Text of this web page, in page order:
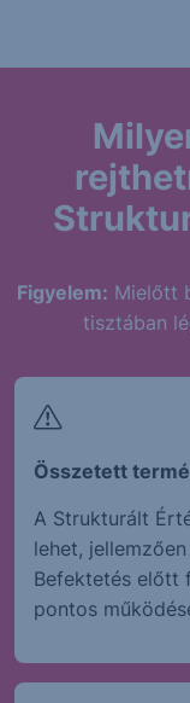
Figyelem: Mielőtt
tisztában
Összetett
A Strukturált
lehet,
Befektetés előtt
pontos